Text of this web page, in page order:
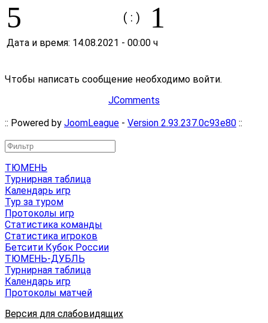
5 ( : ) 1
Дата и время: 14.08.2021 - 00:00 ч
Чтобы написать сообщение необходимо войти.
JComments
:: Powered by JoomLeague - Version 2.93.237.0c93e80 ::
ТЮМЕНЬ
Турнирная таблица
Календарь игр
Тур за туром
Протоколы игр
Статистика команды
Статистика игроков
Бетсити Кубок России
ТЮМЕНЬ-ДУБЛЬ
Турнирная таблица
Календарь игр
Протоколы матчей
Версия для слабовидящих